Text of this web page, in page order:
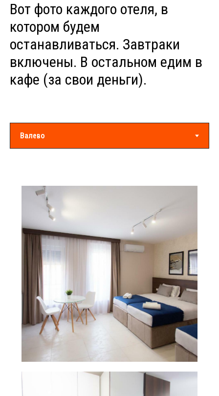
Вот фото каждого отеля, в
котором будем
останавливаться. Завтраки
включены. В остальном едим в
кафе (за свои деньги).